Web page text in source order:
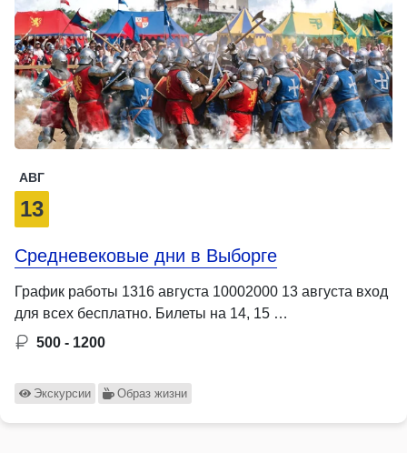
АВГ
13
Средневековые дни в Выборге
График работы 1316 августа 10002000 13 августа вход
для всех бесплатно. Билеты на 14, 15 …
500 - 1200
Экскурсии Образ жизни